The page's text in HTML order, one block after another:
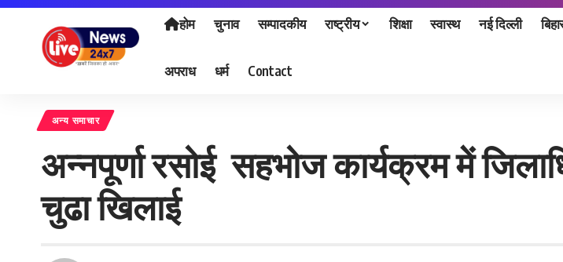
होम चुनाव सम्पादकीय राष्ट्रीय शिक्षा स्वास्थ नई दिल्ली
अपराध धर्म Contact
अन्य समाचार
अन्नपूर्णा रसोई सहभोज कार्यक्रम में
चुढा खिलाई